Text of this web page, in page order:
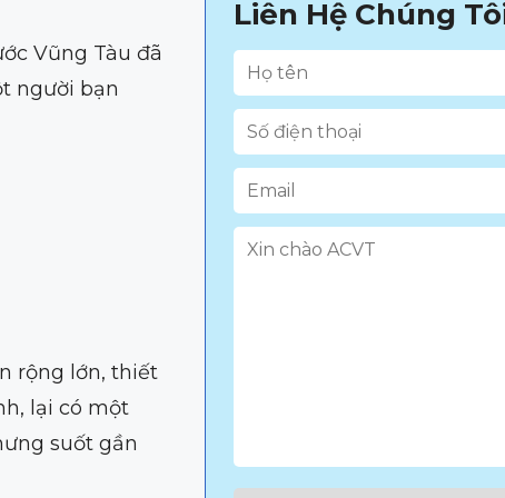
Vũng Tàu đã
người bạn
rộng lớn, thiết
lại có một
suốt gần
Liên Hệ Chúng